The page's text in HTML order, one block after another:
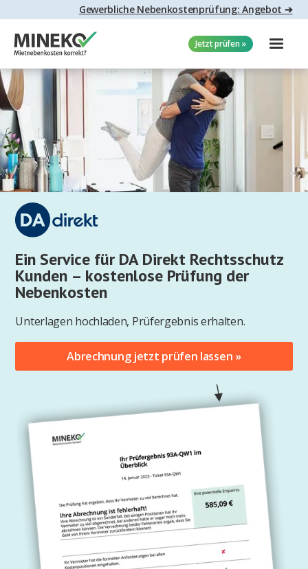
Gewerbliche Nebenkostenprüfung: Angebot ➔
Jetzt prüfen »
Ein Service für DA Direkt Rechtsschutz
Kunden – kostenlose Prüfung der
Nebenkosten
Unterlagen hochladen, Prüfergebnis erhalten.
Abrechnung jetzt prüfen lassen »